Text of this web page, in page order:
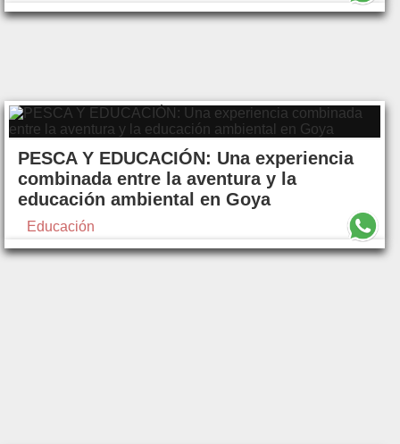
PESCA Y EDUCACIÓN: Una experiencia
combinada entre la aventura y la
educación ambiental en Goya
Educación